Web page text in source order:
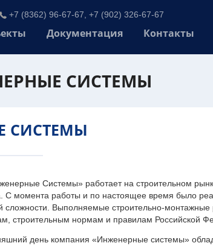
+7 (8362) 96-67-67, +7 (902) 326-67-67
Документация Контакты
СИСТЕМЫ
СИСТЕМЫ
Системы» работает на строительном
С момента работы и по настоящее время было
сложности. Выполняемые строительно-монтажные
строительным нормам и правилам Российской
день компания «Инженерные системы»